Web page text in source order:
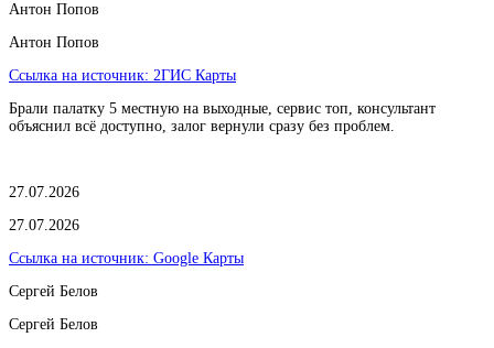
Антон Попов
Антон Попов
Ссылка на источник: 2ГИС Карты
Брали палатку 5 местную на выходные, сервис топ, консультант
объяснил всё доступно, залог вернули сразу без проблем.
27.07.2026
27.07.2026
Ссылка на источник: Google Карты
Сергей Белов
Сергей Белов